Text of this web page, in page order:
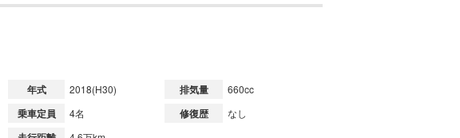
年式 2018(H30) 排気量 660cc
乗車定員 4名 修復歴 なし